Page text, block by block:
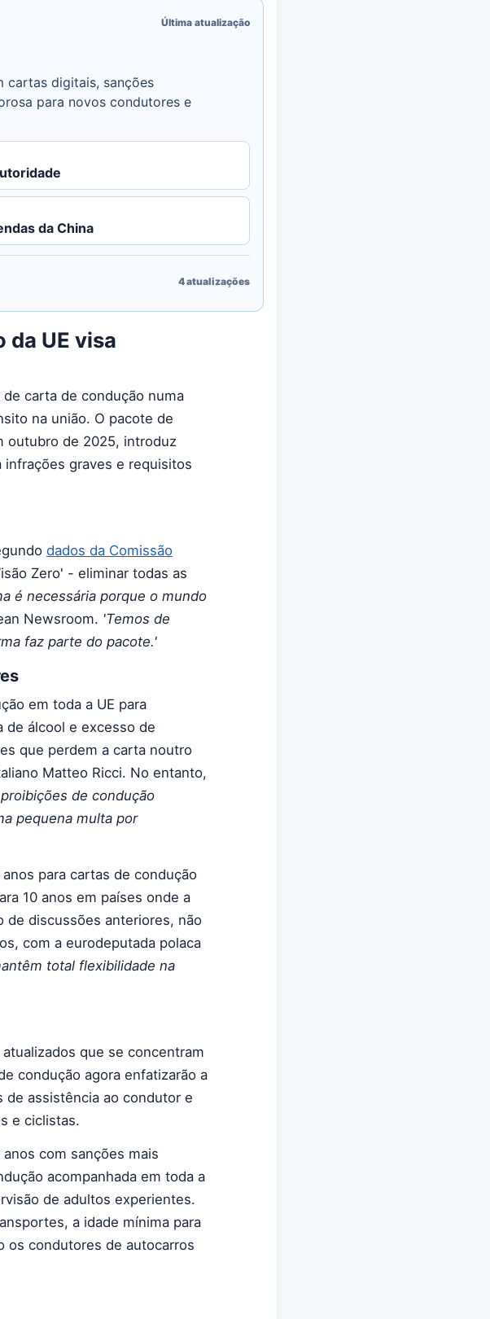
Última atualização
cartas digitais, sanções
para novos condutores e
da China
4atualizações
da UE visa
carta de condução numa
na união. O pacote de
outubro de 2025, introduz
graves e requisitos
dados da Comissão
Zero' - eliminar todas as
é necessária porque o mundo
Newsroom. 'Temos de
faz parte do pacote.'
em toda a UE para
de álcool e excesso de
que perdem a carta noutro
Matteo Ricci. No entanto,
de condução
pequena multa por
para cartas de condução
10 anos em países onde a
de discussões anteriores, não
com a eurodeputada polaca
total flexibilidade na
que se concentram
condução agora enfatizarão a
assistência ao condutor e
e ciclistas.
com sanções mais
acompanhada em toda a
de adultos experientes.
a idade mínima para
os condutores de autocarros